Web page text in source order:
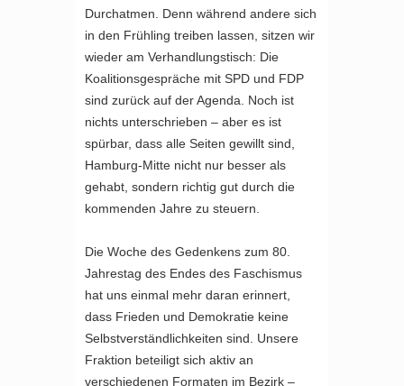
Durchatmen. Denn während andere sich
in den Frühling treiben lassen, sitzen wir
wieder am Verhandlungstisch: Die
Koalitionsgespräche mit SPD und FDP
sind zurück auf der Agenda. Noch ist
nichts unterschrieben – aber es ist
spürbar, dass alle Seiten gewillt sind,
Hamburg-Mitte nicht nur besser als
gehabt, sondern richtig gut durch die
kommenden Jahre zu steuern.
Die Woche des Gedenkens zum 80.
Jahrestag des Endes des Faschismus
hat uns einmal mehr daran erinnert,
dass Frieden und Demokratie keine
Selbstverständlichkeiten sind. Unsere
Fraktion beteiligt sich aktiv an
verschiedenen Formaten im Bezirk –